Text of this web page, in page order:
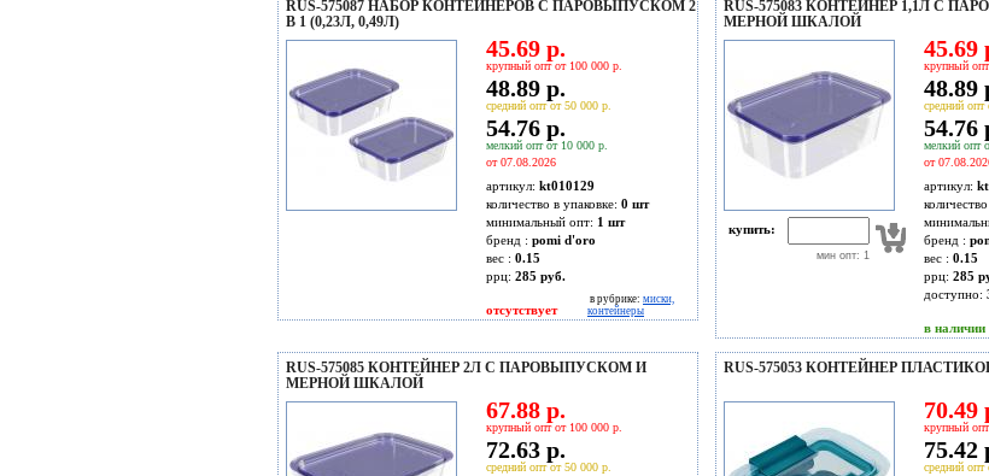
RUS-575087 НАБОР КОНТЕЙНЕРОВ С ПАРОВЫПУСКОМ 2
В 1 (0,23Л, 0,49Л)
45.69 р.
крупный опт от 100 000 р.
48.89 р.
средний опт от 50 000 р.
54.76 р.
мелкий опт от 10 000 р.
от 07.08.2026
артикул: kt010129
количество в упаковке: 0 шт
минимальный опт: 1 шт
бренд : pomi d'oro
вес : 0.15
ррц: 285 руб.
отсутствует
в рубрике: миски,
контейнеры
RUS-575083 КОНТЕЙНЕР 1,1Л С
МЕРНОЙ ШКАЛОЙ
купить:
мин опт: 1
45.69
крупный
48.89
средний опт
54.76
мелкий опт
от
артикул:
бренд :
вес : 0.15
ррц: 285
доступно:
в наличии
RUS-575085 КОНТЕЙНЕР 2Л С ПАРОВЫПУСКОМ И
МЕРНОЙ ШКАЛОЙ
67.88 р.
крупный опт от 100 000 р.
72.63 р.
средний опт от 50 000 р.
RUS-575053 КОНТЕЙНЕР
70.49
крупный
75.42
средний опт